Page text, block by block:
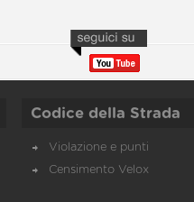
Codice della Strada
Violazione e punti
Censimento Velox